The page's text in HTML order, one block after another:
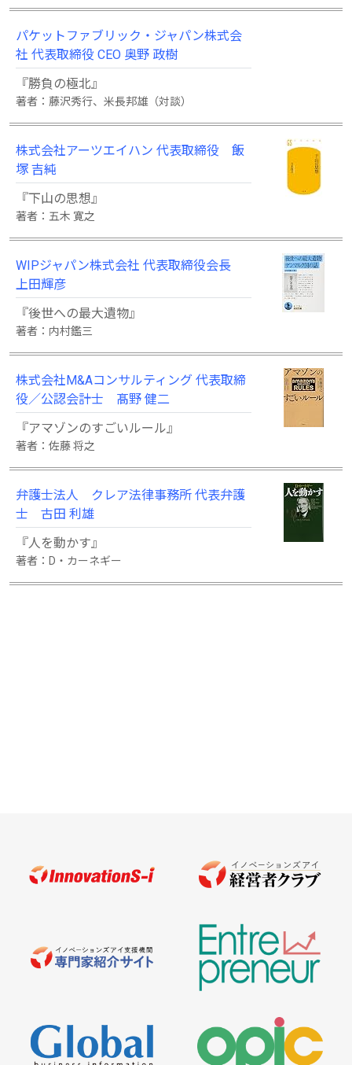
パケットファブリック・ジャパン株式会
社 代表取締役 CEO 奥野 政樹
『勝負の極北』
著者：藤沢秀行、米長邦雄（対談）
株式会社アーツエイハン 代表取締役 飯
塚 吉純
『下山の思想』
著者：五木 寛之
WIPジャパン株式会社 代表取締役会長
上田輝彦
『後世への最大遺物』
著者：内村鑑三
株式会社M&Aコンサルティング 代表取締
役／公認会計士 髙野 健二
『アマゾンのすごいルール』
著者：佐藤 将之
弁護士法人 クレア法律事務所 代表弁護
士 古田 利雄
『人を動かす』
著者：D・カーネギー